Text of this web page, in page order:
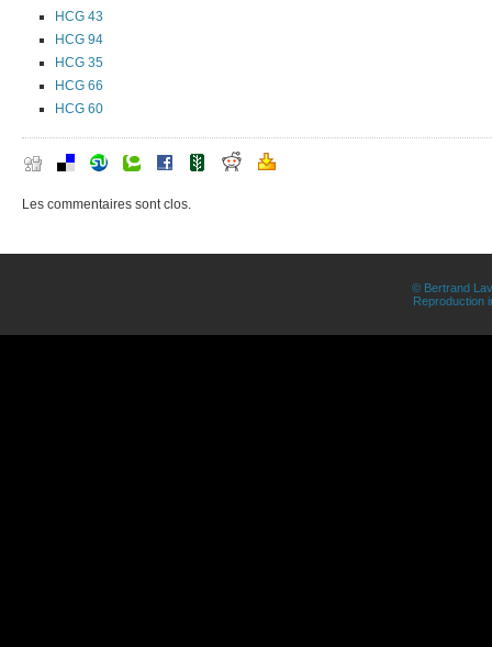
HCG 43
HCG 94
HCG 35
HCG 66
HCG 60
Les commentaires sont clos.
© Bertrand
Reproduction